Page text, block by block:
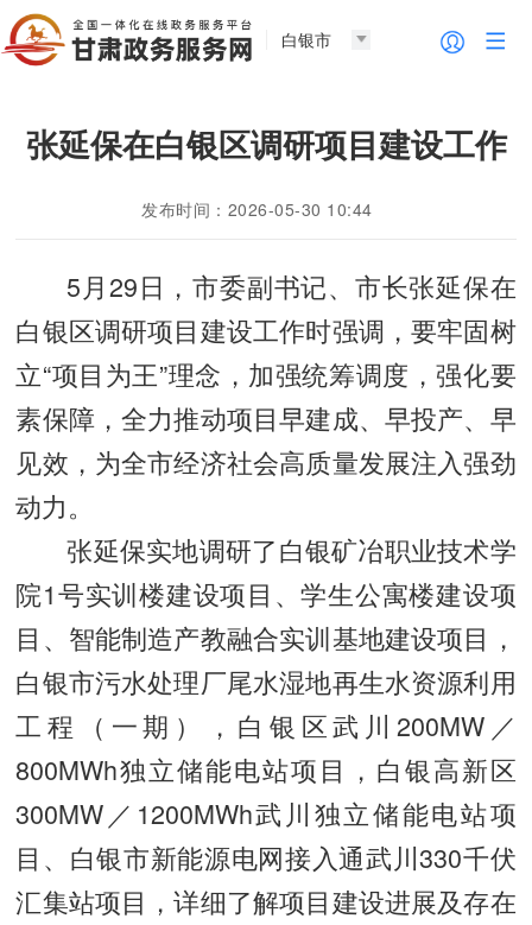
白银市
张延保在白银区调研项目建设工作
发布时间：2026-05-30 10:44
5月29日，市委副书记、市长张延保在
白银区调研项目建设工作时强调，要牢固树
立“项目为王”理念，加强统筹调度，强化要
素保障，全力推动项目早建成、早投产、早
见效，为全市经济社会高质量发展注入强劲
动力。
张延保实地调研了白银矿冶职业技术学
院1号实训楼建设项目、学生公寓楼建设项
目、智能制造产教融合实训基地建设项目，
白银市污水处理厂尾水湿地再生水资源利用
工程（一期），白银区武川200MW／
800MWh独立储能电站项目，白银高新区
300MW／1200MWh武川独立储能电站项
目、白银市新能源电网接入通武川330千伏
汇集站项目，详细了解项目建设进展及存在